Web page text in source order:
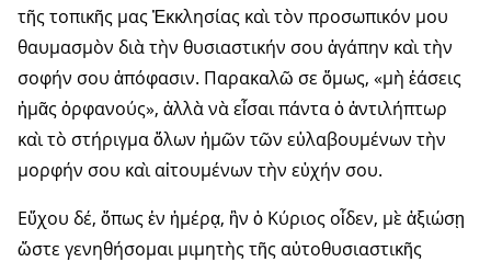
τῆς τοπικῆς μας Ἐκκλησίας καὶ τὸν προσωπικόν μου
θαυμασμὸν διὰ τὴν θυσιαστικήν σου ἀγάπην καὶ τὴν
σοφήν σου ἀπόφασιν. Παρακαλῶ σε ὅμως, «μὴ ἐάσεις
ἡμᾶς ὀρφανούς», ἀλλὰ νὰ εἶσαι πάντα ὁ ἀντιλήπτωρ
καὶ τὸ στήριγμα ὅλων ἡμῶν τῶν εὐλαβουμένων τὴν
μορφήν σου καὶ αἰτουμένων τὴν εὐχήν σου.
Εὔχου δέ, ὅπως ἐν ἡμέρᾳ, ἣν ὁ Κύριος οἶδεν, μὲ ἀξιώσῃ
ὥστε γενηθήσομαι μιμητὴς τῆς αὐτοθυσιαστικῆς